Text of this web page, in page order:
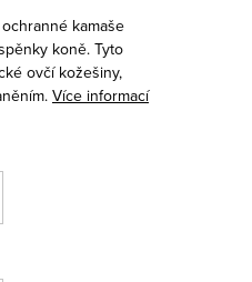
kamaše
koně. Tyto
ovčí kožešiny,
Více informací